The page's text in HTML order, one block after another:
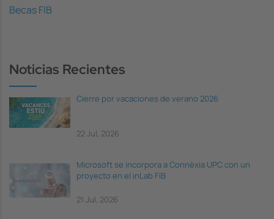
Becas FIB
Noticias Recientes
Cierre por vacaciones de verano 2026
22 Jul, 2026
Microsoft se incorpora a Connèxia UPC con un
proyecto en el inLab FIB
21 Jul, 2026